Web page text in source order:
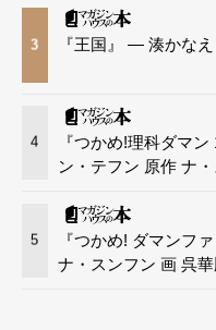
3 『王国』 — 湊かな
4
『つかめ!理科ダマ
ン・テフン 原作 ナ
5
『つかめ! ダマンフ
ナ・スンフン 画 呉華